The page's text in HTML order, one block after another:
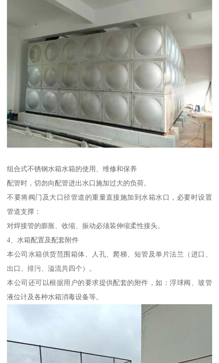
组合式不锈钢水箱水箱的使用、维修和保养
配管时，切勿向配管进出水口施加过大的负荷。
不要将阀门及大口径管道的重量直接施加到水箱水口，必要时设置
管道支撑：
对焊接管的膨胀、收缩、振动必须装伸缩柔性接头。
4、水箱配置及配套附件
本公司水箱供货范围箱体、人孔、爬梯、短管及单片法兰（进口、
出口、排污、溢流共四个）。
本公司还可以根据用户的要求提供配套的附件，如：浮球阀、玻管
液位计及各种水箱消毒设备等。